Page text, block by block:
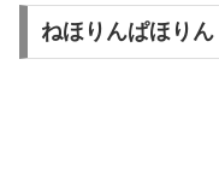
ねほりんぱほり